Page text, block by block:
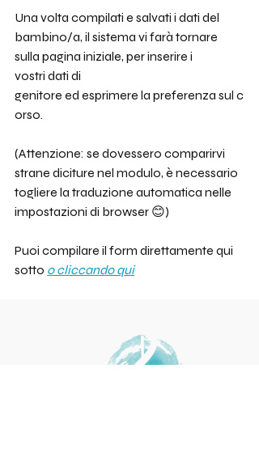
Una volta compilati e salvati i dati del
bambino/a, il sistema vi farà tornare
sulla pagina iniziale, per inserire i
vostri dati di
genitore ed esprimere la preferenza sul c
orso.
(Attenzione: se dovessero comparirvi
strane diciture nel modulo, è necessario
togliere la traduzione automatica nelle
impostazioni di browser 😊)
Puoi compilare il form direttamente qui
sotto o cliccando qui